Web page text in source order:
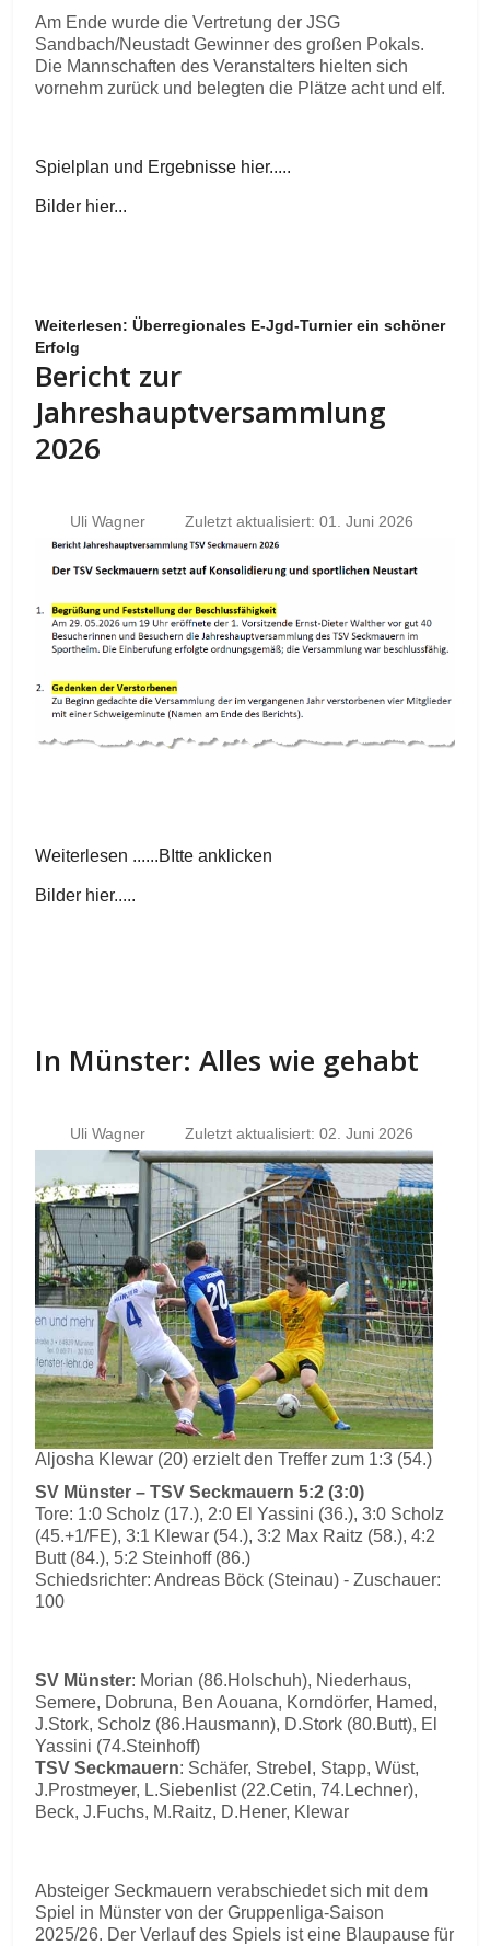
Am Ende wurde die Vertretung der JSG
Sandbach/Neustadt Gewinner des großen Pokals.
Die Mannschaften des Veranstalters hielten sich
vornehm zurück und belegten die Plätze acht und elf.
Spielplan und Ergebnisse hier.....
Bilder hier...
Weiterlesen: Überregionales E-Jgd-Turnier ein schöner
Erfolg
Bericht zur
Jahreshauptversammlung
2026
Uli Wagner Zuletzt aktualisiert: 01. Juni 2026
Weiterlesen ......BItte anklicken
Bilder hier.....
In Münster: Alles wie gehabt
Uli Wagner Zuletzt aktualisiert: 02. Juni 2026
Aljosha Klewar (20) erzielt den Treffer zum 1:3 (54.)
SV Münster – TSV Seckmauern 5:2 (3:0)
Tore: 1:0 Scholz (17.), 2:0 El Yassini (36.), 3:0 Scholz
(45.+1/FE), 3:1 Klewar (54.), 3:2 Max Raitz (58.), 4:2
Butt (84.), 5:2 Steinhoff (86.)
Schiedsrichter: Andreas Böck (Steinau) - Zuschauer:
100
SV Münster: Morian (86.Holschuh), Niederhaus,
Semere, Dobruna, Ben Aouana, Korndörfer, Hamed,
J.Stork, Scholz (86.Hausmann), D.Stork (80.Butt), El
Yassini (74.Steinhoff)
TSV Seckmauern: Schäfer, Strebel, Stapp, Wüst,
J.Prostmeyer, L.Siebenlist (22.Cetin, 74.Lechner),
Beck, J.Fuchs, M.Raitz, D.Hener, Klewar
Absteiger Seckmauern verabschiedet sich mit dem
Spiel in Münster von der Gruppenliga-Saison
2025/26. Der Verlauf des Spiels ist eine Blaupause für